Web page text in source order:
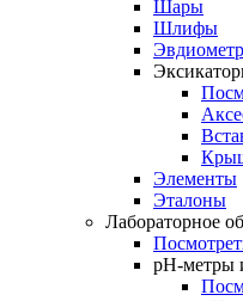
Шары
Шлифы
Элементы
Эталоны
Лабораторное
pH-метры